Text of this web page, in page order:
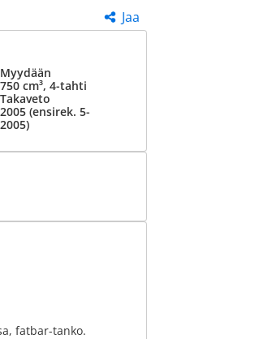
Jaa
Myydään
750 cm³, 4-tahti
Takaveto
2005 (ensirek. 5-
2005)
fatbar-tanko.